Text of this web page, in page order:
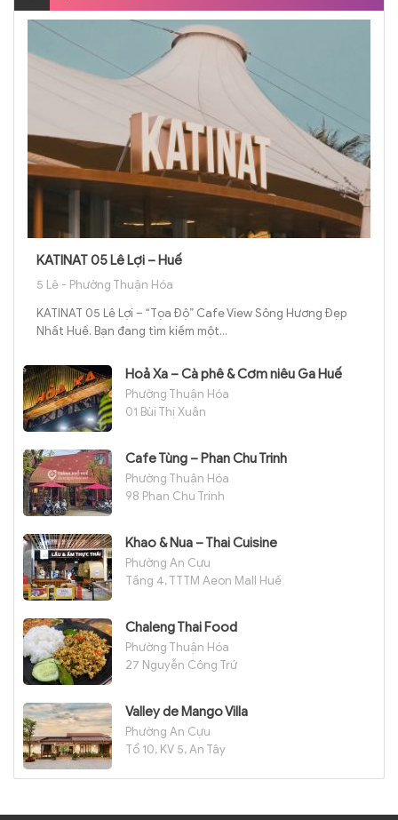
KATINAT 05 Lê Lợi – Huế
5 Lê - Phường Thuận Hóa
KATINAT 05 Lê Lợi – “Tọa Độ” Cafe View Sông Hương Đẹp
Nhất Huế. Bạn đang tìm kiếm một...
Hoả Xa – Cà phê & Cơm niêu Ga Huế
Phường Thuận Hóa
01 Bùi Thị Xuân
Cafe Tùng – Phan Chu Trinh
Phường Thuận Hóa
98 Phan Chu Trinh
Khao & Nua – Thai Cuisine
Phường An Cựu
Tầng 4, TTTM Aeon Mall Huế
Chaleng Thai Food
Phường Thuận Hóa
27 Nguyễn Công Trứ
Valley de Mango Villa
Phường An Cựu
Tổ 10, KV 5, An Tây